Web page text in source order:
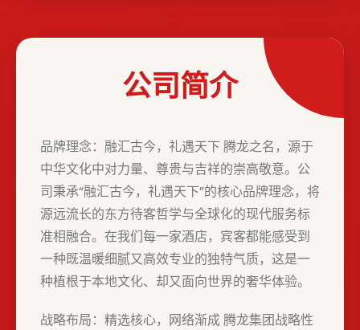
公司简介
品牌理念：融汇古今，礼遇天下 腾龙之名，源于
中华文化中对力量、尊贵与吉祥的崇高敬意。公
司秉承“融汇古今，礼遇天下”的核心品牌理念，将
源远流长的东方待客哲学与全球化的现代服务标
准相融合。在我们每一家酒店，宾客都能感受到
一种既温暖细腻又高效专业的独特气质，这是一
种植根于本地文化、却又面向世界的奢华体验。
战略布局：精选核心，网络渐成 腾龙集团战略性